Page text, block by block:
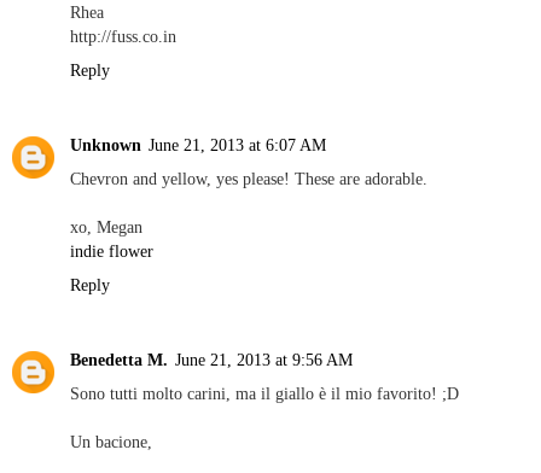
Rhea
http://fuss.co.in
Reply
Unknown June 21, 2013 at 6:07 AM
Chevron and yellow, yes please! These are adorable.
xo, Megan
indie flower
Reply
Benedetta M. June 21, 2013 at 9:56 AM
Sono tutti molto carini, ma il giallo è il mio favorito! ;D
Un bacione,